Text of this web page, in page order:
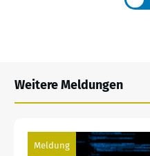
Weitere Meldungen
Meldung